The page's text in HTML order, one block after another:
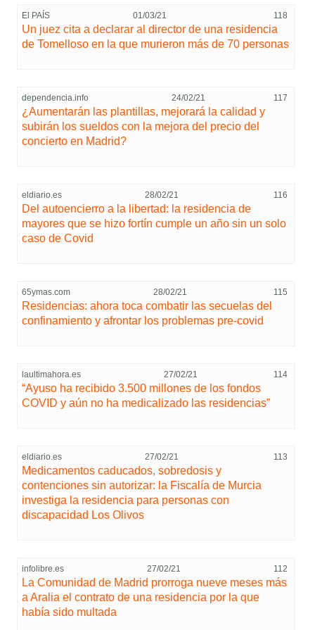
El PAÍS 01/03/21 118
Un juez cita a declarar al director de una residencia
de Tomelloso en la que murieron más de 70 personas
dependencia.info 24/02/21 117
¿Aumentarán las plantillas, mejorará la calidad y
subirán los sueldos con la mejora del precio del
concierto en Madrid?
eldiario.es 28/02/21 116
Del autoencierro a la libertad: la residencia de
mayores que se hizo fortín cumple un año sin un solo
caso de Covid
65ymas.com 28/02/21 115
Residencias: ahora toca combatir las secuelas del
confinamiento y afrontar los problemas pre-covid
laultimahora.es 27/02/21 114
“Ayuso ha recibido 3.500 millones de los fondos
COVID y aún no ha medicalizado las residencias”
eldiario.es 27/02/21 113
Medicamentos caducados, sobredosis y
contenciones sin autorizar: la Fiscalía de Murcia
investiga la residencia para personas con
discapacidad Los Olivos
infolibre.es 27/02/21 112
La Comunidad de Madrid prorroga nueve meses más
a Aralia el contrato de una residencia por la que
había sido multada